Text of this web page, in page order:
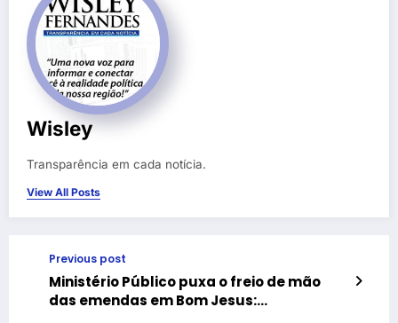
Wisley
Transparência em cada notícia.
View All Posts
Previous post
Ministério Público puxa o freio de mão
das emendas em Bom Jesus: